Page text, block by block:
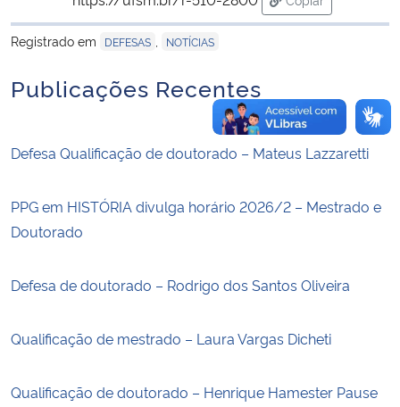
para área de
Registrado em
DEFESAS NOTÍCIAS
Publicações Recentes
Defesa Qualificação de doutorado – Mateus Lazzaretti
PPG em HISTÓRIA divulga horário 2026/2 – Mestrado e
Doutorado
Defesa de doutorado – Rodrigo dos Santos Oliveira
Qualificação de mestrado – Laura Vargas Dicheti
Qualificação de doutorado – Henrique Hamester Pause